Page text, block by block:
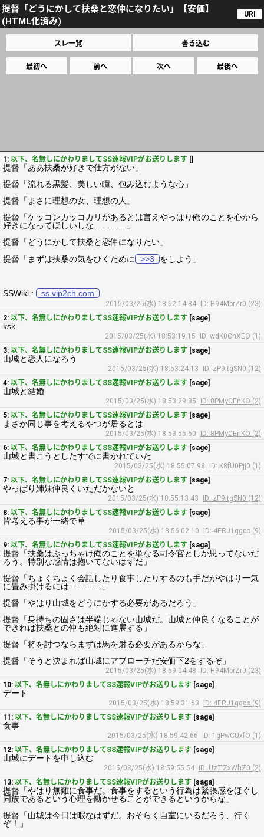
提督「どうにかして扶桑と恋仲になりたい」【安価】
(HTML化済み)
URI
スレ一覧 書き込む
最初へ 前へ 次へ 最後へ
1: 以下、名無しにかわりましてSS速報VIPがお送りします []
提督「ああ扶桑が好きで仕方がない」
提督「流れる黒髪、美しい瞳、包み込むような心」
提督「まさに理想の女、理想の人」
提督「ケッコンカッコカリがあるとは言えやっぱり俺のことを心から
好きになってほしいしな…………」
提督「どうにかして扶桑と恋仲になりたい」
提督「まずは扶桑の気をひくために
>>3 をしよう」
SSWiki : ss.vip2ch.com
2015/03/25(水) 18:52:14.84
ID: H94MbrZr0 (23)
2: 以下、名無しにかわりましてSS速報VIPがお送りします [sage]
ksk
2015/03/25(水) 18:53:19.15
ID: wdK0ChXEO (1)
3: 以下、名無しにかわりましてSS速報VIPがお送りします [sage]
山城と恋人になろう
2015/03/25(水) 18:53:24.13
ID: zP9itgSN0 (12)
4: 以下、名無しにかわりましてSS速報VIPがお送りします [sage]
山城と結婚
2015/03/25(水) 18:53:29.85
ID: 8PMyCEnKO (2)
5: 以下、名無しにかわりましてSS速報VIPがお送りします [sage]
まさか同じ事を考えるやつが居るとは
2015/03/25(水) 18:53:55.60
ID: 8PMyCEnKO (2)
6: 以下、名無しにかわりましてSS速報VIPがお送りします [sage]
山城と書こうとしたすでに書かれていた
2015/03/25(水) 18:55:07.98
ID: K8fU0Pjj0 (1)
7: 以下、名無しにかわりましてSS速報VIPがお送りします [sage]
やっぱり姉妹仲良くいただかないと
2015/03/25(水) 18:55:13.43
ID: zP9itgSN0 (12)
8: 以下、名無しにかわりましてSS速報VIPがお送りします [sage]
皆考える事が一緒で草
2015/03/25(水) 18:56:02.10
ID: 4ERJ1ggco (9)
9: 以下、名無しにかわりましてSS速報VIPがお送りします [saga]
提督「扶桑はぶっちゃけ俺のことを単なる司令官としか思ってないだ
ろう。特別な感情は抱いてないはずだ」
提督「ちょくちょく会話したり食事したりするのも手だがやはり一気
に畳み掛けるには…………」
提督「やはり山城をどうにかする必要があるだろう」
提督「身持ちの固さは半端じゃない山城だ。山城と仲良くなることが
できれば扶桑との仲も絶対に進展する」
提督「将を討つならまずは馬を射る必要があるからな」
提督「そうと決まれば山城にアプローチだ安価下2をするぞ」
2015/03/25(水) 18:59:04.48
ID: H94MbrZr0 (23)
10: 以下、名無しにかわりましてSS速報VIPがお送りします [sage]
デート
2015/03/25(水) 18:59:31.63
ID: 4ERJ1ggco (9)
11: 以下、名無しにかわりましてSS速報VIPがお送りします [sage]
食事
2015/03/25(水) 18:59:42.66
ID: 1gPwCUxfO (1)
12: 以下、名無しにかわりましてSS速報VIPがお送りします [sage]
山城にデートを申し込む
2015/03/25(水) 18:59:55.54
ID: UzTZxWhZ0 (2)
13: 以下、名無しにかわりましてSS速報VIPがお送りします [saga]
提督「やはり無難に食事だ。食事をするという行為は緊張感をほぐし
同族であるという心理を働かせることができるというからな」
提督「山城は今日は暇なはずだ。おそらく自室にいるだろう、行く
ぞ！」